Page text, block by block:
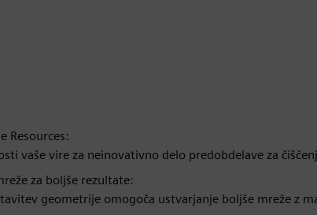
Resources:
vaše vire za neinovativno delo predobdelave za
za boljše rezultate:
geometrije omogoča ustvarjanje boljše mreže z